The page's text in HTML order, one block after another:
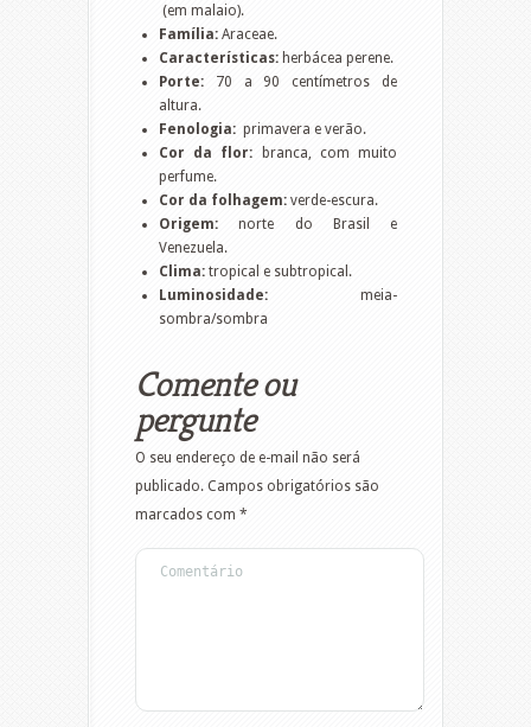
(em malaio).
Família: Araceae.
Características: herbácea perene.
Porte: 70 a 90 centímetros de
altura.
Fenologia: primavera e verão.
Cor da flor:
branca, com muito
perfume.
Cor da folhagem: verde-escura.
Origem:norte do Brasil e
Venezuela.
Clima: tropical e subtropical.
Luminosidade: meia-
sombra/sombra
Comente ou
pergunte
O seu endereço de e-mail não será
publicado. Campos obrigatórios são
marcados com *